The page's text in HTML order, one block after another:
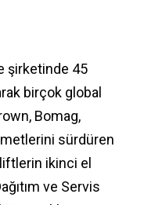
şirketinde 45
birçok global
Bomag,
sürdüren
ikinci el
ve Servis